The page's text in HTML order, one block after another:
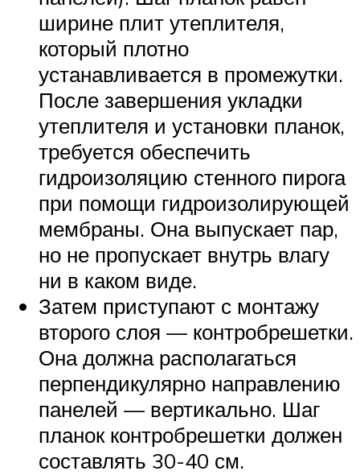
ширине плит утеплителя,
который плотно
устанавливается в промежутки.
После завершения укладки
утеплителя и установки планок,
требуется обеспечить
гидроизоляцию стенного пирога
при помощи гидроизолирующей
мембраны. Она выпускает пар,
но не пропускает внутрь влагу
ни в каком виде.
Затем приступают с монтажу
второго слоя — контробрешетки.
Она должна располагаться
перпендикулярно направлению
панелей — вертикально. Шаг
планок контробрешетки должен
составлять 30-40 см.